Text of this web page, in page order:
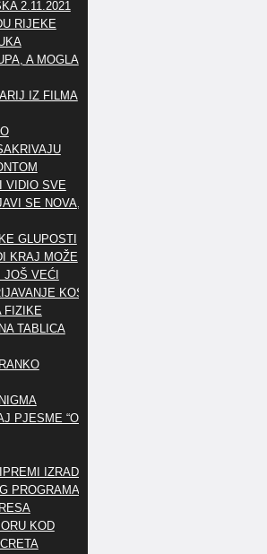
2.11.2021
RIJEKE
A MOGLA
IZ FILMA
VIDIO SVE
SE NOVA,..
GLUPOSTI
KRAJ MOŽE
VEĆI
KOSI
FIZIKE
TABLICA
PJESME “OH
IZRADE
PROGRAMA
KOD